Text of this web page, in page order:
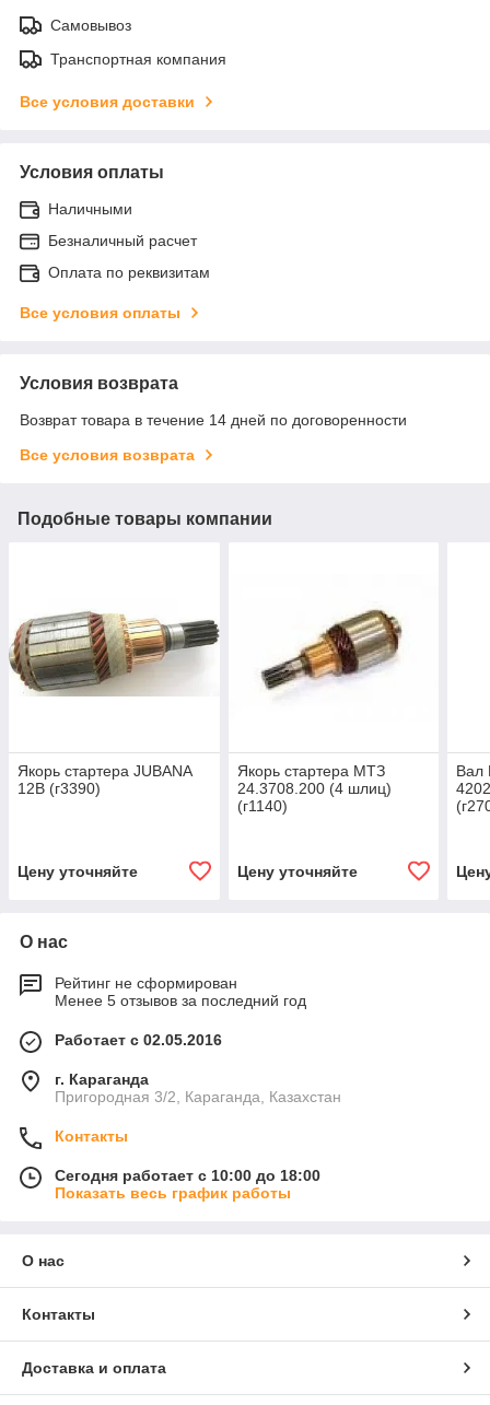
Самовывоз
Транспортная компания
Все условия доставки
Условия оплаты
Наличными
Безналичный расчет
Оплата по реквизитам
Все условия оплаты
Условия возврата
Возврат товара в течение 14 дней по договоренности
Все условия возврата
Подобные товары компании
Якорь стартера JUBANA
12В (г3390)
Цену уточняйте
Якорь стартера МТЗ
24.3708.200 (4 шлиц)
(г1140)
Цену уточняйте
Вал
О нас
Рейтинг не сформирован
Менее 5 отзывов за последний год
Работает с 02.05.2016
г. Караганда
Пригородная 3/2, Караганда, Казахстан
Контакты
Сегодня работает с 10:00 до 18:00
Показать весь график работы
О нас
Контакты
Доставка и оплата